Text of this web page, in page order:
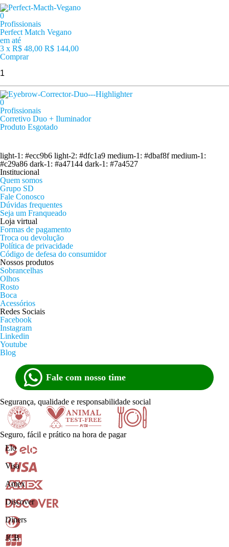
0
Profissionais
Perfect Match Vegano
em até
3 x R$ 48,00 R$ 144,00
Comprar
0
Profissionais
Corretivo Duo + Iluminador
Produto Esgotado
light-1: #ecc9b6 light-2: #dfc1a9 medium-1: #dbaf8f medium-1:
#c29a86 dark-1: #a47144 dark-1: #7a4527
Institucional
Quem somos
Grupo SD
Fale Conosco
Dúvidas frequentes
Seja um Franqueado
Loja virtual
Formas de pagamento
Troca ou devolução
Política de privacidade
Código de defesa do consumidor
Nossos produtos
Sobrancelhas
Olhos
Rosto
Boca
Acessórios
Redes Sociais
Facebook
Instagram
Linkedin
Youtube
Blog
Fale com nosso time
Segurança, qualidade e responsabilidade social
Vegano
Seguro, fácil e prático na hora de pagar
Elo
Visa
Amex
Discover
Diners
JCB